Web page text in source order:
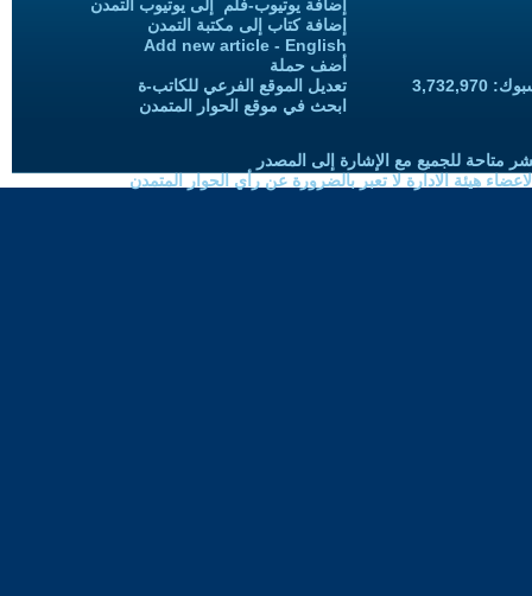
إضافة يوتيوب-فلم إلى يوتيوب التمدن
إضافة كتاب إلى مكتبة التمدن
Add new article - English
أضف حملة
تعديل الموقع الفرعي للكاتب-ة
ابحث في موقع الحوار المتمدن
متاحة للجميع مع الإشارة إلى المصدر
هيئة الادارة لا تعبر بالضرورة عن رأي الحوار المتمدن